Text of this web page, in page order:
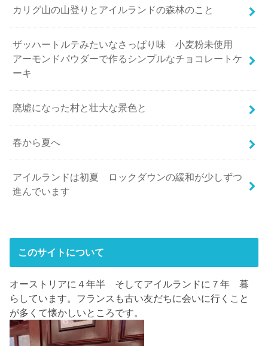
カリグ山の山登りとアイルランドの森林のこと
ザッハートルテみたいなさっぱり味 小麦粉未使用
アーモンドパウダーで作るシンプルなチョコレートケ
ーキ
廃墟になった村と壮大な景色と
春から夏へ
アイルランドは初夏 ロックダウンの緩和が少しずつ
進んでいます
このサイトについて
オーストリアに４年半 そしてアイルランドに７年 暮
らしています。フランスも古い友だちに会いに行くこと
が多くて懐かしいところです。